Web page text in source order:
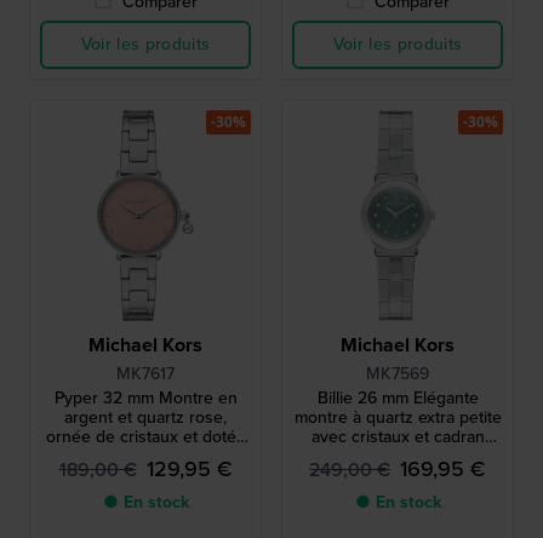
Voir les produits
Voir les produits
Michael Kors
MK7617
Pyper 32 mm Montre en
argent et quartz rose,
ornée de cristaux et dotée
d’une couronne pendentif
unique
189,00 € 129,95 €
● En stock
-30%
Michael Kors
MK7569
Billie 26 mm Elégante
montre à quartz extra petite
avec cristaux et cadran
Nacre
249,00 € 169,95 €
● En stock
-30%